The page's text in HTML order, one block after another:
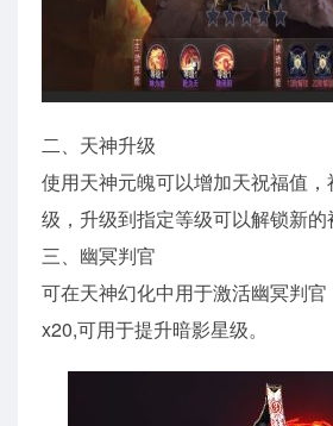
二、天神升级
使用天神元魄可以增加天祝福值
级，升级到指定等级可以解锁新的
三、幽冥判官
可在天神幻化中用于激活幽冥判官
x20,可用于提升暗影星级。